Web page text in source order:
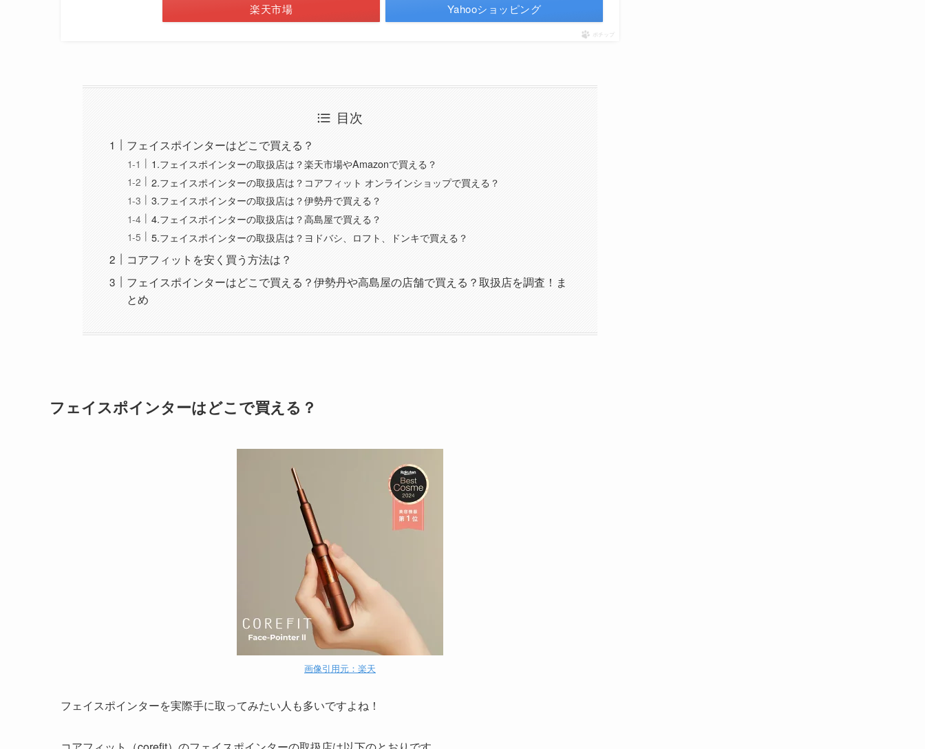
楽天市場 Yahooショッピング
ポチップ
目次
フェイスポインターはどこで買える？
1.フェイスポインターの取扱店は？楽天市場やAmazonで買える？
2.フェイスポインターの取扱店は？コアフィット オンラインショップで買える？
3.フェイスポインターの取扱店は？伊勢丹で買える？
4.フェイスポインターの取扱店は？高島屋で買える？
5.フェイスポインターの取扱店は？ヨドバシ、ロフト、ドンキで買える？
コアフィットを安く買う方法は？
フェイスポインターはどこで買える？伊勢丹や高島屋の店舗で買える？取扱店を調査！ま
とめ
フェイスポインターはどこで買える？
画像引用元：楽天
フェイスポインターを実際手に取ってみたい人も多いですよね！